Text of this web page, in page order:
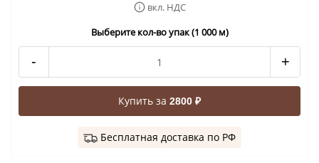
вкл. НДС
Выберите кол-во упак (1 000 м)
- +
Купить за 2800 ₽
Бесплатная доставка по РФ